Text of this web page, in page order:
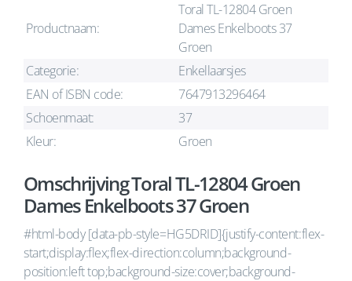
Productnaam:
Toral TL-12804 Groen
Dames Enkelboots 37
Groen
Categorie:
Enkellaarsjes
EAN of ISBN code:
7647913296464
Schoenmaat:
37
Kleur:
Groen
Omschrijving Toral TL-12804 Groen
Dames Enkelboots 37 Groen
#html-body [data-pb-style=HG5DRID]{justify-content:flex-
start;display:flex;flex-direction:column;background-
position:left top;background-size:cover;background-